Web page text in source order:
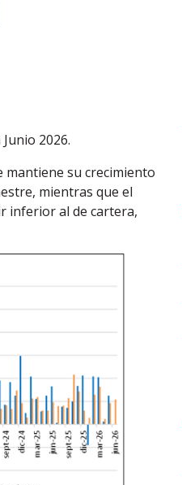
2026.
su crecimiento
mientras que el
inferior al de cartera,